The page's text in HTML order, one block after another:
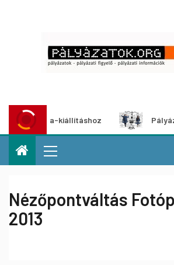
kiállításhoz Pályázat a
Nézőpontváltás
2013